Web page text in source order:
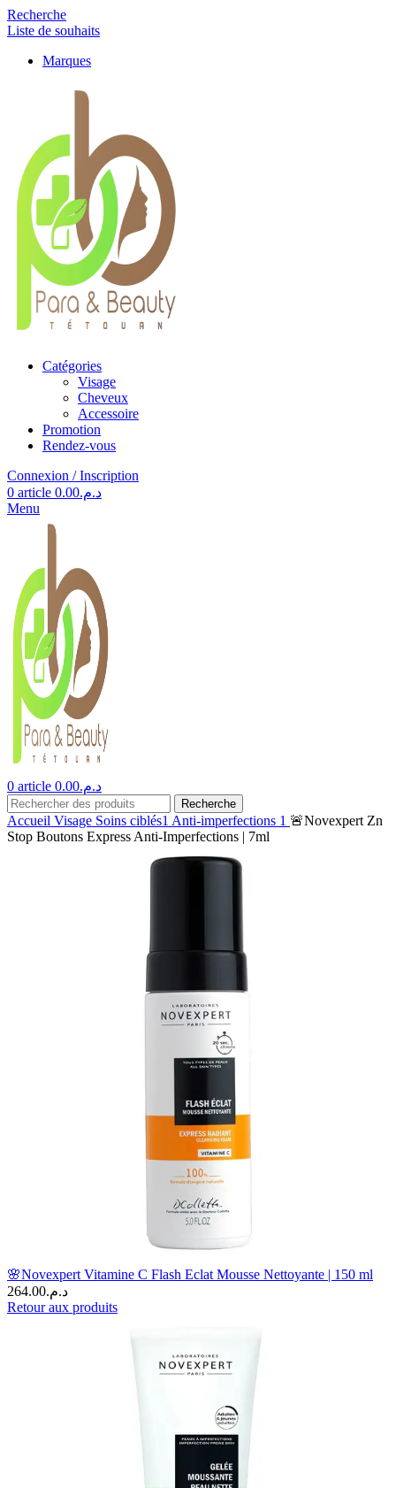
Recherche
Liste de souhaits
Marques
Catégories
Visage
Cheveux
Accessoire
Promotion
Rendez-vous
Connexion / Inscription
0 article د.م.0.00
Menu
0 article د.م.0.00
Recherche
Accueil Visage Soins ciblés1 Anti-imperfections 1 🚨Novexpert Zn
Stop Boutons Express Anti-Imperfections | 7ml
🌸Novexpert Vitamine C Flash Eclat Mousse Nettoyante | 150 ml
د.م.264.00
Retour aux produits